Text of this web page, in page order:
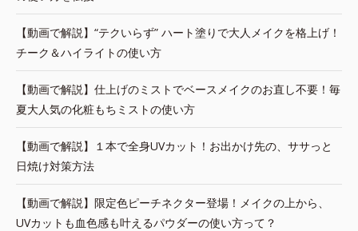
【動画で解説】“テクいらず” ハート塗りで大人メイクを格上げ！
チーク＆ハイライトの使い方
【動画で解説】仕上げのミストでベースメイクのお直し不要！毎
夏大人気の化粧もちミストの使い方
【動画で解説】１本で全身UVカット！お出かけ先の、ササっと
日焼け対策方法
【動画で解説】限定色ピーチネクター登場！メイクの上から、
UVカットも血色感も叶えるパウダーの使い方って？